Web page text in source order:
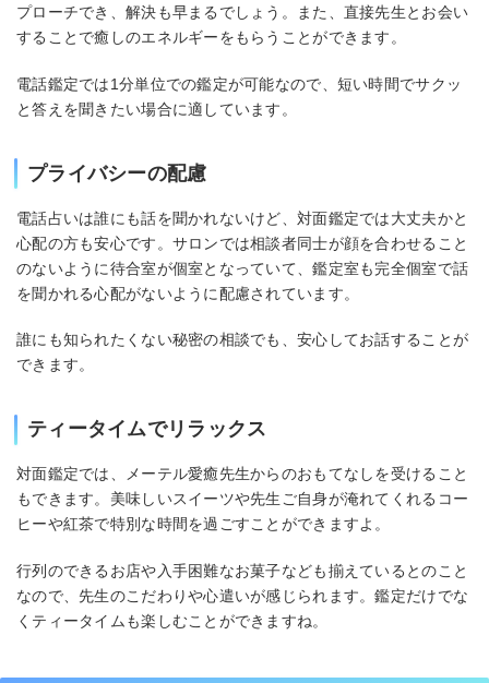
プローチでき、解決も早まるでしょう。また、直接先生とお会い
することで癒しのエネルギーをもらうことができます。
電話鑑定では1分単位での鑑定が可能なので、短い時間でサクッ
と答えを聞きたい場合に適しています。
プライバシーの配慮
電話占いは誰にも話を聞かれないけど、対面鑑定では大丈夫かと
心配の方も安心です。サロンでは相談者同士が顔を合わせること
のないように待合室が個室となっていて、鑑定室も完全個室で話
を聞かれる心配がないように配慮されています。
誰にも知られたくない秘密の相談でも、安心してお話することが
できます。
ティータイムでリラックス
対面鑑定では、メーテル愛癒先生からのおもてなしを受けること
もできます。美味しいスイーツや先生ご自身が淹れてくれるコー
ヒーや紅茶で特別な時間を過ごすことができますよ。
行列のできるお店や入手困難なお菓子なども揃えているとのこと
なので、先生のこだわりや心遣いが感じられます。鑑定だけでな
くティータイムも楽しむことができますね。